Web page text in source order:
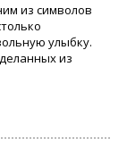
из символов
улыбку.
из